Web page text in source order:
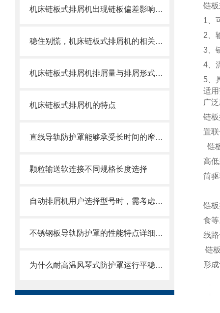
机床链板式排屑机出现链板偏差影响效率了怎么办？
稳住别慌，机床链板式排屑机的相关信息马上来
机床链板式排屑机排屑量与排屑形式有很大关系
机床链板式排屑机的特点
直线导轨防护罩能够承受长时间的摩擦和冲击
颗粒输送软连接不同规格长度选择
自动排屑机用户选择型号时，需考虑哪些事项？
不锈钢板导轨防护罩的性能特点详细分析
为什么耐高温风琴式防护罩运行平稳且无噪音？
链
1、
2、
3、
4、
5、
适
广
链
置
链
高
筒
链
食
线
链
形